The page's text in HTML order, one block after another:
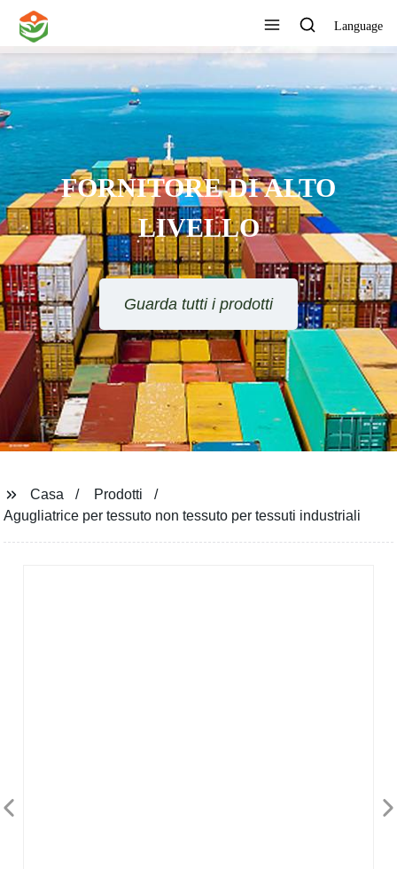
Language
FORNITORE DI ALTO
LIVELLO
Guarda tutti i prodotti
Casa
Prodotti
Agugliatrice per tessuto non tessuto per tessuti industriali